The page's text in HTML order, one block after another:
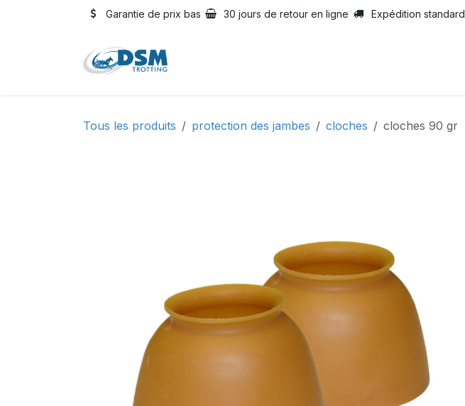
Se rendre au contenuGarantie de prix bas 30 jours de retour en ligne Expédition standard
Tous les produits protection des jambes cloches cloches 90 gr